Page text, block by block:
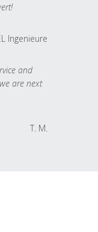
Ingenieure
and
are next
T. M.